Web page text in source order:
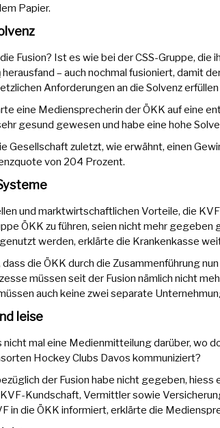
Papier.
Fusion? Ist es wie bei der CSS-Gruppe,
herausfand – auch nochmal fusioniert, damit
Anforderungen an die Solvenz erfüllen
eine Mediensprecherin der ÖKK auf eine
gesund gewesen und habe eine hohe
Gesellschaft zuletzt, wie erwähnt, einen
von 204 Prozent.
und marktwirtschaftlichen Vorteile, die
ÖKK zu führen, seien nicht mehr gegeben
werden, erklärte die Krankenkasse
die ÖKK durch die Zusammenführung
müssen seit der Fusion nämlich nicht
auch keine zwei separate
leise
nicht mal eine Medienmitteilung darüber, wo
Hockey Clubs Davos kommuniziert?
der Fusion habe nicht gegeben,
Kundschaft, Vermittler sowie
in die ÖKK informiert, erklärte die